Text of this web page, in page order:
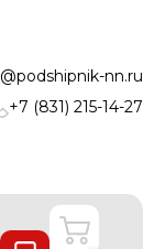
nn.ru
+7 (831) 215-14-27